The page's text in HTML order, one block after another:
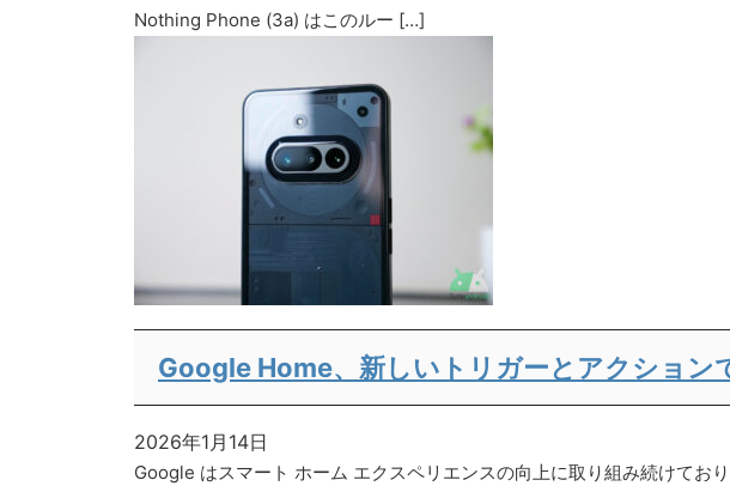
Nothing Phone (3a) はこのルー […]
Google Home、新しいトリガーとアクション
2026年1月14日
Google はスマート ホーム エクスペリエンスの向上に取り組み続けてお